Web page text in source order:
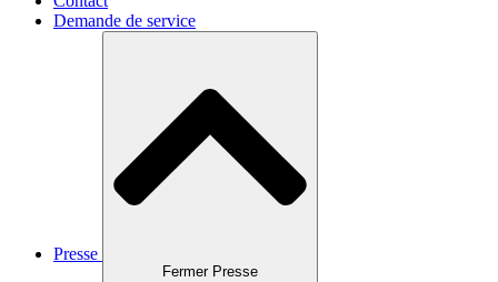
Demande de service
Presse
Fermer Presse